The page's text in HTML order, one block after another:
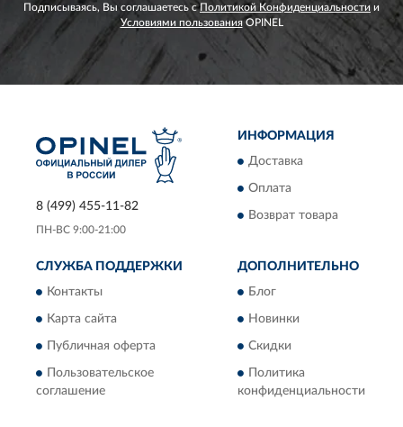
Подписываясь, Вы соглашаетесь сПолитикой Конфиденциальности и
Условиями пользованияOPINEL
8 (499) 455-11-82
ПН-ВС 9:00-21:00
ИНФОРМАЦИЯ
Доставка
Оплата
Возврат товара
СЛУЖБА ПОДДЕРЖКИ
Контакты
Карта сайта
Публичная оферта
Пользовательское
соглашение
ДОПОЛНИТЕЛЬНО
Блог
Новинки
Скидки
Политика
конфиденциальности